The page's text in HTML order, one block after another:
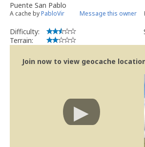
Puente San Pablo
A cache byPabloVir Message this owner
Difficulty:
Terrain:
Join now to view geocache